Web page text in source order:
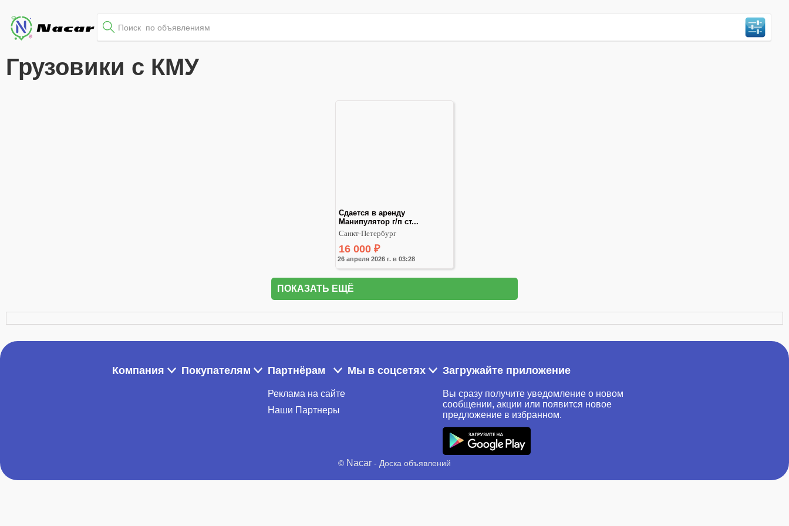
Грузовики с КМУ
26 апреля 2026 г. в 03:28
Сдается в аренду
Манипулятор г/п ст...
Санкт-Петербург
16 000 ₽
ПОКАЗАТЬ ЕЩЁ
Компания Покупателям Партнёрам
Реклама на сайте
Наши Партнеры
Мы в соцсетях Загружайте приложение
Вы сразу получите уведомление о новом
сообщении, акции или появится новое
предложение в избранном.
© Nacar - Доска объявлений